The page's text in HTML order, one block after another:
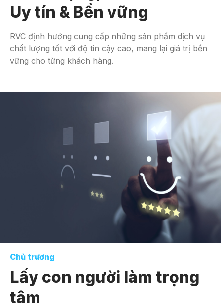
Uy tín & Bền vững
RVC định hướng cung cấp những sản phẩm dịch vụ
chất lượng tốt với độ tin cậy cao, mang lại giá trị bền
vững cho từng khách hàng.
Chủ trương
Lấy con người làm trọng
tâm